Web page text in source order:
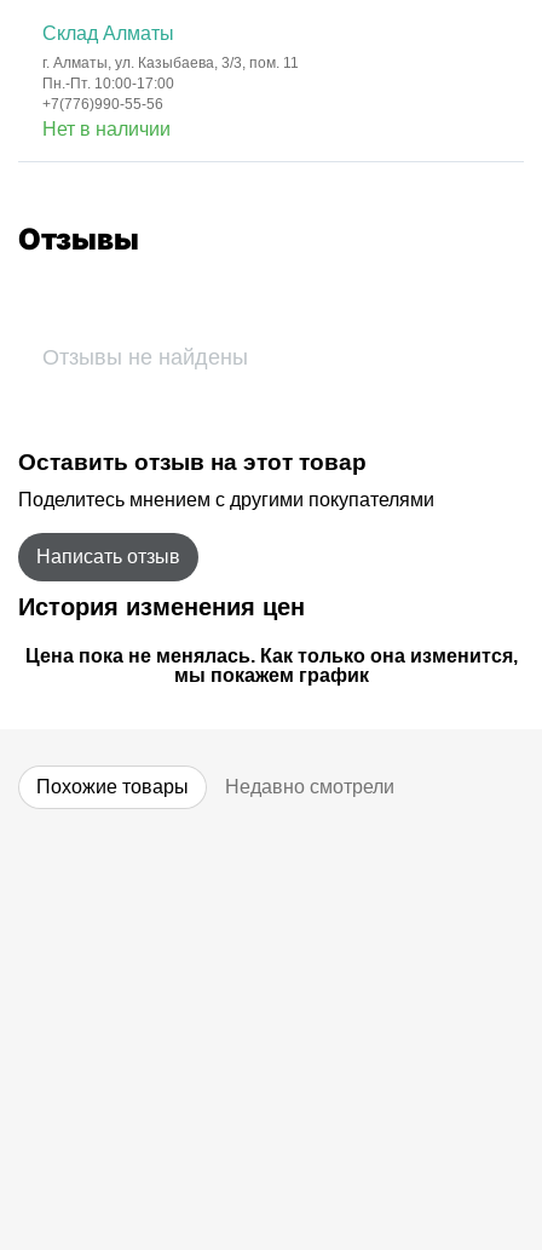
Склад Алматы
г. Алматы, ул. Казыбаева, 3/3, пом. 11
Пн.-Пт. 10:00-17:00
+7(776)990-55-56
Нет в наличии
Отзывы
Отзывы не найдены
Оставить отзыв на этот товар
Поделитесь мнением с другими покупателями
Написать отзыв
История изменения цен
Цена пока не менялась. Как только она изменится,
мы покажем график
Похожие товары Недавно смотрели